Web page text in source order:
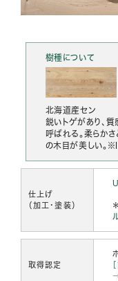
樹種について
北海道産セン
鋭いトゲがあり、
呼ばれる。柔らか
の木目が美しい。
仕上げ
（加工・塗装）
取得認定